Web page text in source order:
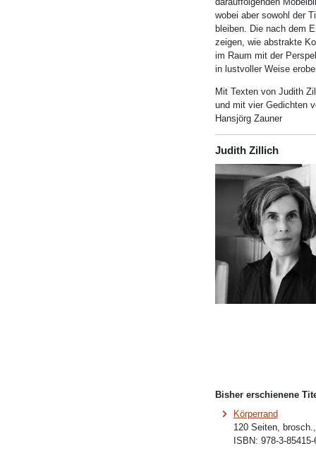
wobei aber sowohl der
bleiben. Die nach dem
zeigen, wie abstrakte
im Raum mit der
in lustvoller Weise
Mit Texten von Judith
und mit vier Gedichten
Hansjörg Zauner
Judith Zillich
Bisher erschienene
Körperrand
120 Seiten,
ISBN: 978-3-85415-